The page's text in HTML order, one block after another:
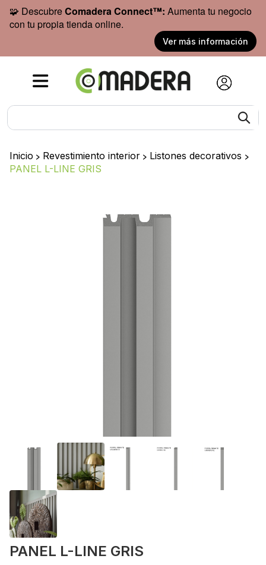
🧩 DescubreComadera Connect™: Aumenta tu negocio
con tu propia tienda online.
Ver más información
Inicio > Revestimiento interior > Listones decorativos >
PANEL L-LINE GRIS
PANEL L-LINE GRIS